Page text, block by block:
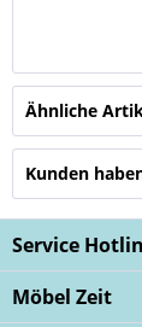
Ähnliche
Kunden
Service
Möbel Zeit